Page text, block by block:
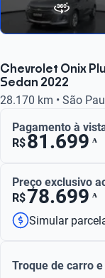
Chevrolet Onix
Sedan 2022
28.170 km • São
Pagamento à
R$81.699 ᴬ
Preço exclusivo
R$78.699 ᴬ
Simular
Troque de carro